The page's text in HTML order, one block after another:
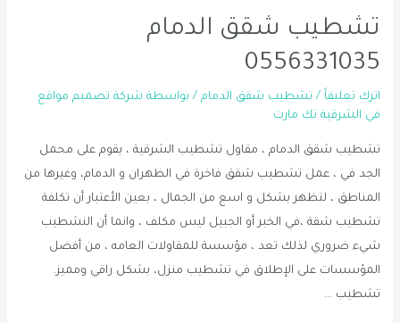
تشطيب شقق الدمام
0556331035
اترك تعليقاً / تشطيب شقق الدمام / بواسطة شركة تصميم مواقع
في الشرقية تك مارت
تشطيب شقق الدمام ، مقاول تشطيب الشرقية ، يقوم على محمل
الجد في ، عمل تشطيب شقق فاخرة في الظهران و الدمام، وغيرها من
المناطق ، لتظهر بشكل و اسع من الجمال ، بعين الأعتبار أن تكلفة
تشطيب شقة ،في الخبر أو الجبيل ليس مكلف ، وانما أن النشطيب
شيء ضروري لذلك تعد ، مؤسسة للمقاولات العامه ، من أفضل
المؤسسات على الإطلاق في تشطيب منزل، بشكل راقي ومميز.
تشطيب …